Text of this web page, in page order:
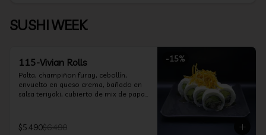
SUSHI WEEK
-15%
115-Vivian Rolls
Palta, champiñon furay, cebollín,
envuelto en queso crema, bañado en
salsa teriyaki, cubierto de mix de papas
$5.490$6.490